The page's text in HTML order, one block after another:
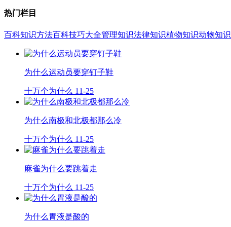
热门栏目
百科知识方法百科技巧大全管理知识法律知识植物知识动物知识
为什么运动员要穿钉子鞋
十万个为什么 11-25
为什么南极和北极都那么冷
十万个为什么 11-25
麻雀为什么要跳着走
十万个为什么 11-25
为什么胃液是酸的